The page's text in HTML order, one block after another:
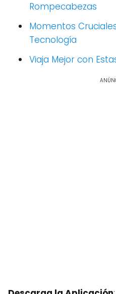
Rompecabezas
Momentos
Tecnología
Viaja Mejor con